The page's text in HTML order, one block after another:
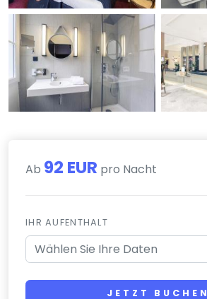
Ab 92 EUR pro Nacht
IHR AUFENTHALT
JETZT BUCHEN